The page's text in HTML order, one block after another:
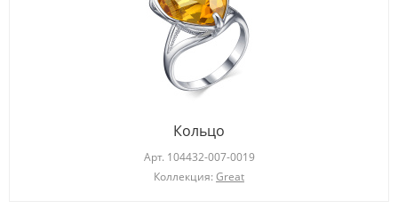
Кольцо
Арт. 104432-007-0019
Коллекция: Great